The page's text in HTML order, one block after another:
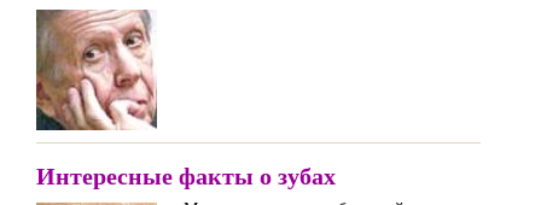
Интересные факты о зубах